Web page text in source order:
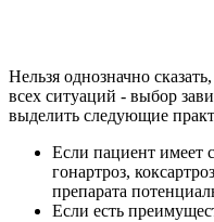
Нельзя однозначно
всех ситуаций - выбор
выделить следующие
Если пациент имеет
гонартроз,
препарата
Если есть